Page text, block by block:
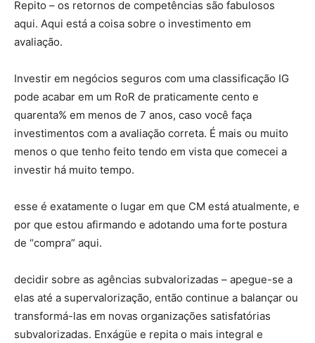
Repito – os retornos de competências são fabulosos
aqui. Aqui está a coisa sobre o investimento em
avaliação.
Investir em negócios seguros com uma classificação IG
pode acabar em um RoR de praticamente cento e
quarenta% em menos de 7 anos, caso você faça
investimentos com a avaliação correta. É mais ou muito
menos o que tenho feito tendo em vista que comecei a
investir há muito tempo.
esse é exatamente o lugar em que CM está atualmente, e
por que estou afirmando e adotando uma forte postura
de “compra” aqui.
decidir sobre as agências subvalorizadas – apegue-se a
elas até a supervalorização, então continue a balançar ou
transformá-las em novas organizações satisfatórias
subvalorizadas. Enxágüe e repita o mais integral e